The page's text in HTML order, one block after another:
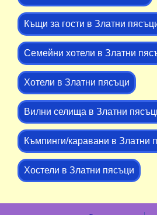
Къщи за гости в Златни
Семейни хотели в Златни
Хотели в Златни пясъци
Вилни селища в Златни
Къмпинги/каравани в Златни
Хостели в Златни пясъци